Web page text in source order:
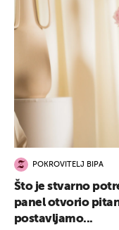
POKROVITELJ BIPA
Što je stvarno
panel otvorio
postavljamo...